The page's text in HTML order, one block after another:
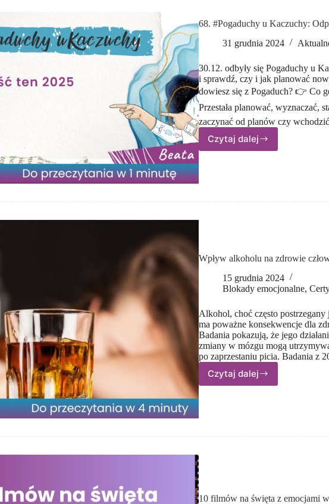
68. #Pogaduchy u Kaczuchy:
31 grudnia 2024
30.12. odbyły się Pogaduchy u
i sprawdź, czy i jak planować
dowiesz się z Pogaduch? 👉 Co
Przestała planować,
zaczynać od planów czy
Czytaj dalej
68.
2025
Wpływ alkoholu na zdrowie
15 grudnia 2024
Blokady emocjonalne,
Alkohol, choć często
ma poważne konsekwencje dla
Badania pokazują, że jego
zmiany w mózgu mogą
po zaprzestaniu picia. Badania z
Czytaj dalej
Wpływ
alkoholu
co mówi
10 filmów na święta z emocjami